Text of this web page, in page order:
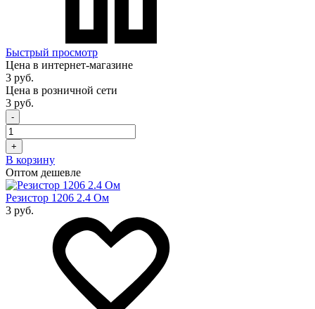
Быстрый просмотр
Цена в интернет-магазине
3 руб.
Цена в розничной сети
3 руб.
-
+
В корзину
Оптом дешевле
Резистор 1206 2.4 Ом
3 руб.